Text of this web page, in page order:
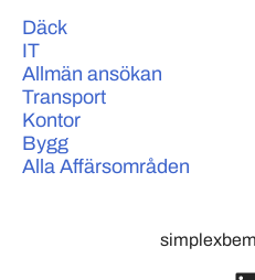
Däck
IT
Allmän ansökan
Transport
Kontor
Bygg
Alla Affärsområden